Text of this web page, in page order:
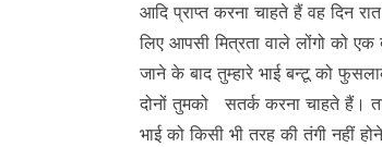
आदि प्राप्त करना चाहते हैं वह दिन
लिए आपसी मित्रता वाले लोंगो को
जाने के बाद तुम्हारे भाई बन्टू को
दोनों तुमको सतर्क करना चाहते हैं।
भाई को किसी भी तरह की तंगी नहीं